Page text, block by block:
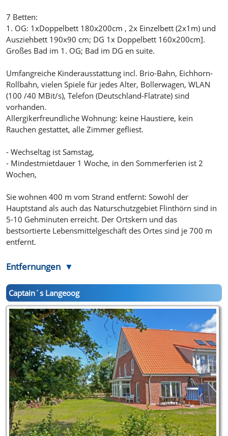
7 Betten:
1. OG: 1xDoppelbett 180x200cm , 2x Einzelbett (2x1m) und
Ausziehbett 190x90 cm; DG 1x Doppelbett 160x200cm].
Großes Bad im 1. OG; Bad im DG en suite.
Umfangreiche Kinderausstattung incl. Brio-Bahn, Eichhorn-
Rollbahn, vielen Spiele für jedes Alter, Bollerwagen, WLAN
(100 /40 MBit/s), Telefon (Deutschland-Flatrate) sind
vorhanden.
Allergikerfreundliche Wohnung: keine Haustiere, kein
Rauchen gestattet, alle Zimmer gefliest.
- Wechseltag ist Samstag,
- Mindestmietdauer 1 Woche, in den Sommerferien ist 2
Wochen,
Sie wohnen 400 m vom Strand entfernt: Sowohl der
Hauptstand als auch das Naturschutzgebiet Flinthörn sind in
5-10 Gehminuten erreicht. Der Ortskern und das
bestsortierte Lebensmittelgeschäft des Ortes sind je 700 m
entfernt.
Entfernungen
Captain´s Langeoog